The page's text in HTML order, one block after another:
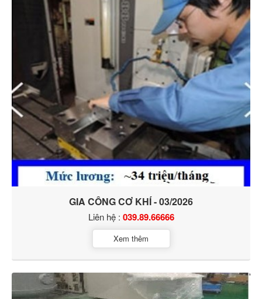
GIA CÔNG CƠ KHÍ - 03/2026
Liên hệ : 039.89.66666
Xem thêm